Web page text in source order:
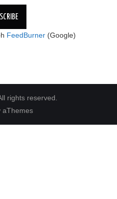
FeedBurner (Google)
rights reserved.